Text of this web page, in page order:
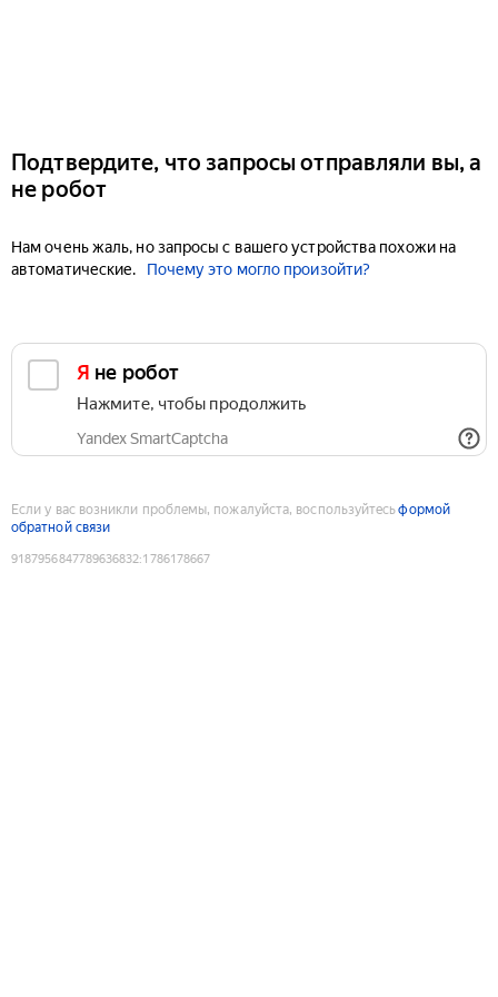
Подтвердите, что запросы отправляли вы, а
не робот
Нам очень жаль, но запросы с вашего устройства похожи на
автоматические.
Почему это могло произойти?
Я не робот
Нажмите, чтобы продолжить
Yandex SmartCaptcha
Если у вас возникли проблемы, пожалуйста, воспользуйтесьформой
обратной связи
9187956847789636832:1786178667